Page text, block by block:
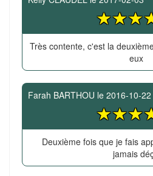
Très contente, c'est la
eux
Farah BARTHOU le 2016-10-22
Deuxième fois que je fais
jamais